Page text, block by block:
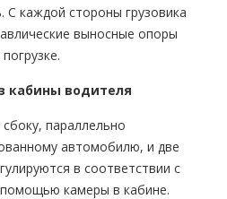
С каждой стороны грузовика
выносные опоры
кабины водителя
параллельно
автомобилю, и две
в соответствии с
камеры в кабине.